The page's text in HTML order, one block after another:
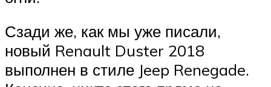
Сзади же, как мы уже писали,
новый Renault Duster 2018
выполнен в стиле Jeep Renegade.